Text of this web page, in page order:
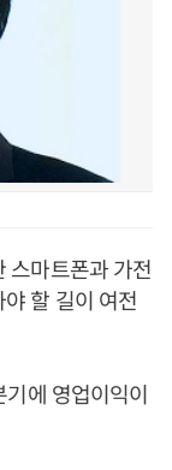
스마트폰과 가전
할 길이 여전
에 영업이익이